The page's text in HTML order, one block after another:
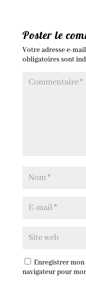
Poster le
Votre adresse e-
obligatoires sont
Enregistrer mon
navigateur pour